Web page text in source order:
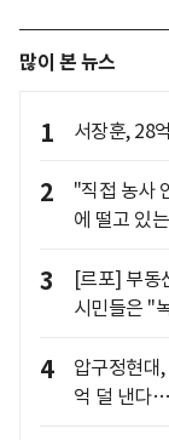
많이 본 뉴스
1 서장훈, 28
2
"직접 농사
에 떨고 있
3
[르포] 부동
시민들은 "
4
압구정현대
억 덜 낸다